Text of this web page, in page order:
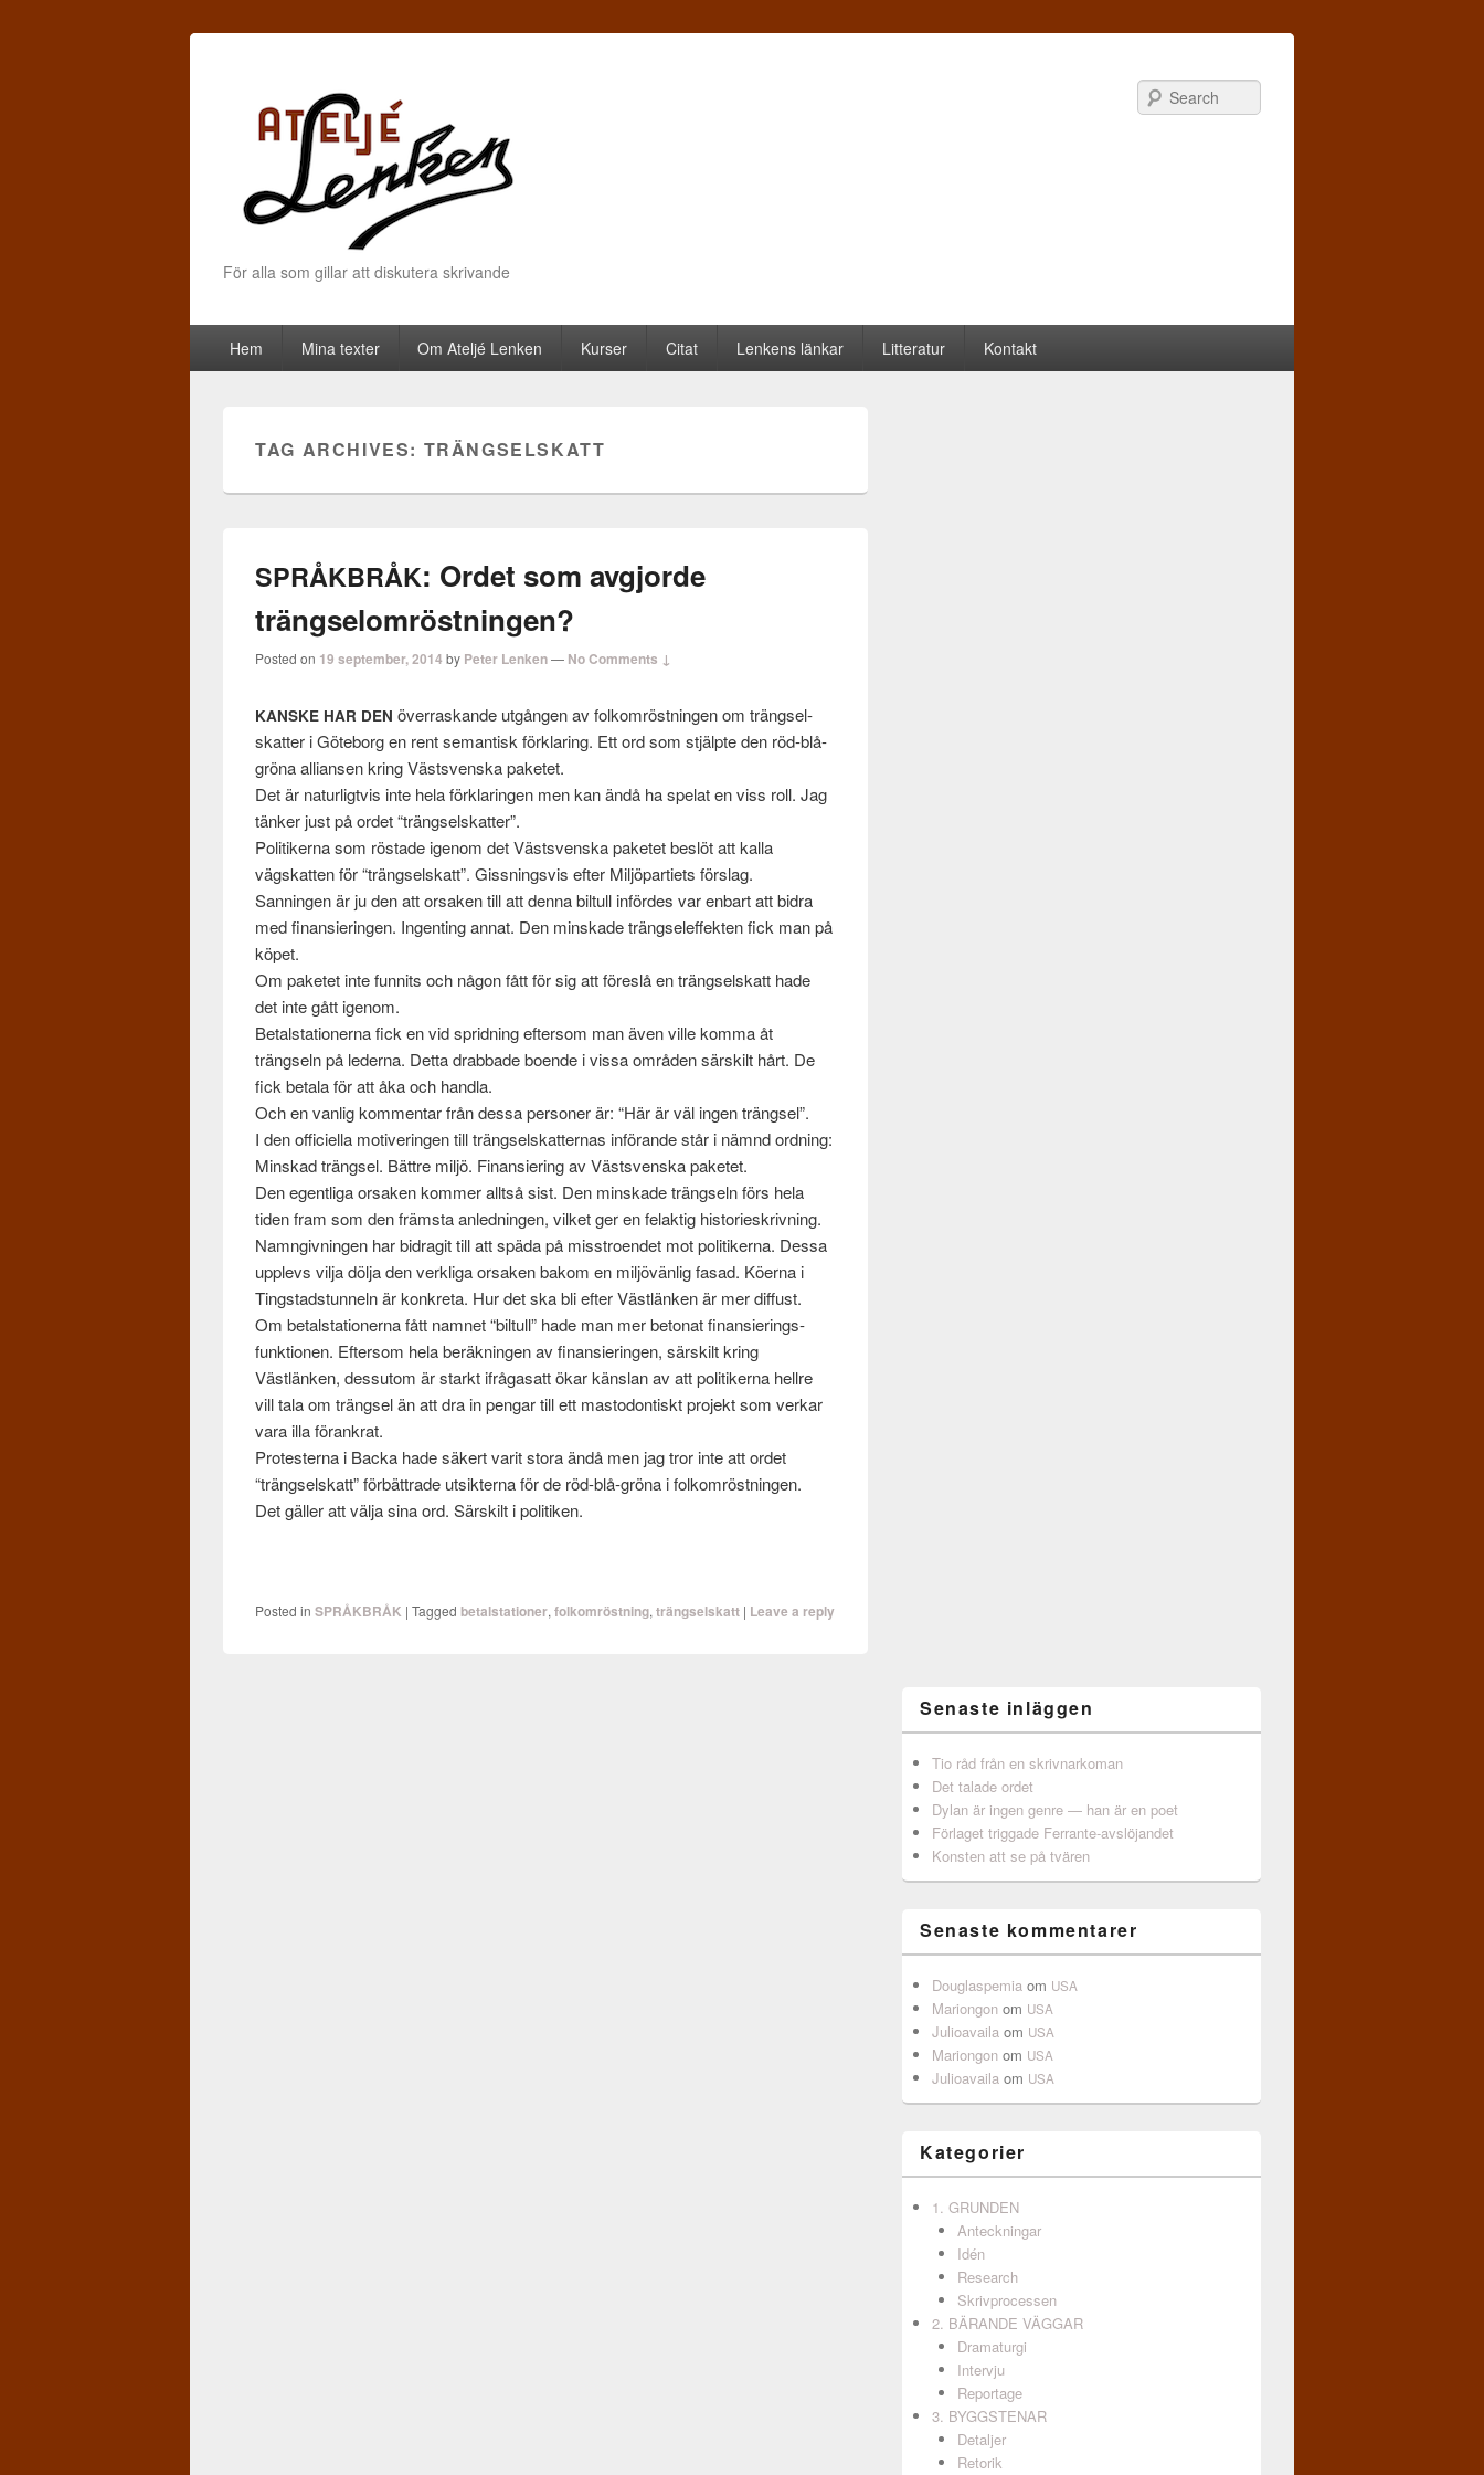
För alla som gillar att diskutera skrivande
Primary menu
Skip to primary content
Skip to secondary content
Hem Mina texter Om Ateljé Lenken Kurser Citat Lenkens länkar Litteratur Kontakt
TAG ARCHIVES: TRÄNGSELSKATT
SPRÅKBRÅK: Ordet som avgjorde
trängselomröstningen?
Posted on 19 september, 2014 by Peter Lenken— No Comments ↓
KANSKE HAR DEN över­raskande utgån­gen av folkom­röst­nin­gen om trängsel­
skat­ter i Göte­borg en rent seman­tisk förk­lar­ing. Ett ord som stjälpte den röd-blå-
gröna alliansen kring Västsven­ska paketet.
Det är naturligtvis inte hela förk­larin­gen men kan ändå ha spelat en viss roll. Jag
tänker just på ordet “trängsel­skat­ter”.
Poli­tik­erna som rös­tade igenom det Västsven­ska paketet beslöt att kalla
vägskat­ten för “trängsel­skatt”. Giss­ningsvis efter Miljö­par­ti­ets förslag.
San­nin­gen är ju den att orsaken till att denna bil­tull infördes var enbart att bidra
med finan­sierin­gen. Ingent­ing annat. Den min­skade trängse­l­ef­fek­ten fick man på
köpet.
Om paketet inte fun­nits och någon fått för sig att föreslå en trängsel­skatt hade
det inte gått igenom.
Betal­sta­tion­erna fick en vid sprid­ning efter­som man även ville komma åt
trängseln på led­erna. Detta drab­bade boende i vissa områ­den särskilt hårt. De
fick betala för att åka och handla.
Och en van­lig kom­men­tar från dessa per­soner är: “Här är väl ingen trängsel”.
I den offi­ciella motiverin­gen till trängsel­skat­ter­nas införande står i nämnd ord­ning:
Min­skad trängsel. Bät­tre miljö. Finan­sier­ing av Västsven­ska paketet.
Den egentliga orsaken kom­mer alltså sist. Den min­skade trängseln förs hela
tiden fram som den främ­sta anled­nin­gen, vilket ger en felak­tig his­to­rieskrivn­ing.
Nam­n­givnin­gen har bidragit till att späda på mis­stroen­det mot poli­tik­erna. Dessa
upplevs vilja dölja den verk­liga orsaken bakom en miljövän­lig fasad. Köerna i
Tingstad­stun­neln är konkreta. Hur det ska bli efter Västlänken är mer dif­fust.
Om betal­sta­tion­erna fått nam­net “bil­tull” hade man mer bet­o­nat finan­sier­ings­
funk­tio­nen. Efter­som hela beräknin­gen av finan­sierin­gen, särskilt kring
Västlänken, dessu­tom är starkt ifrå­gasatt ökar känslan av att poli­tik­erna hellre
vill tala om trängsel än att dra in pen­gar till ett mastodon­tiskt pro­jekt som verkar
vara illa förankrat.
Pro­test­erna i Backa hade säk­ert varit stora ändå men jag tror inte att ordet
“trängsel­skatt” för­bät­trade utsik­terna för de röd-blå-gröna i folkom­röst­nin­gen.
Det gäller att välja sina ord. Särskilt i politiken.
Posted in SPRÅKBRÅK |Tagged betalstationer,folkomröstning,trängselskatt | Leave a reply
Senaste inläggen
Tio råd från en skrivnarkoman
Det talade ordet
Dylan är ingen genre — han är en poet
Förlaget triggade Ferrante-avslöjandet
Konsten att se på tvären
Senaste kommentarer
Douglaspemia om USA
Mariongon om USA
Julioavaila om USA
Mariongon om USA
Julioavaila om USA
Kategorier
1. GRUNDEN
Anteckningar
Idén
Research
Skrivprocessen
2. BÄRANDE VÄGGAR
Dramaturgi
Intervju
Reportage
3. BYGGSTENAR
Detaljer
Retorik